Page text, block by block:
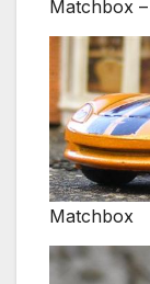
Matchbox
Matchbox